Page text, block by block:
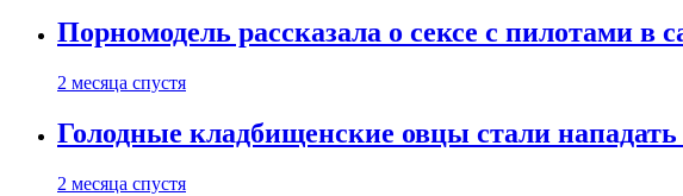
Порномодель рассказала о сексе с пилотами в
2 месяца спустя
Голодные кладбищенские овцы стали
2 месяца спустя